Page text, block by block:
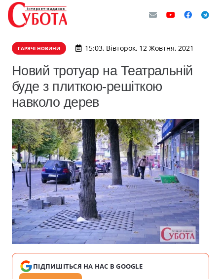
ГАРЯЧІ НОВИНИ 15:03, Вівторок, 12 Жовтня, 2021
Новий тротуар на Театральній
буде з плиткою-решіткою
навколо дерев
ПІДПИШІТЬСЯ НА НАС В GOOGLE